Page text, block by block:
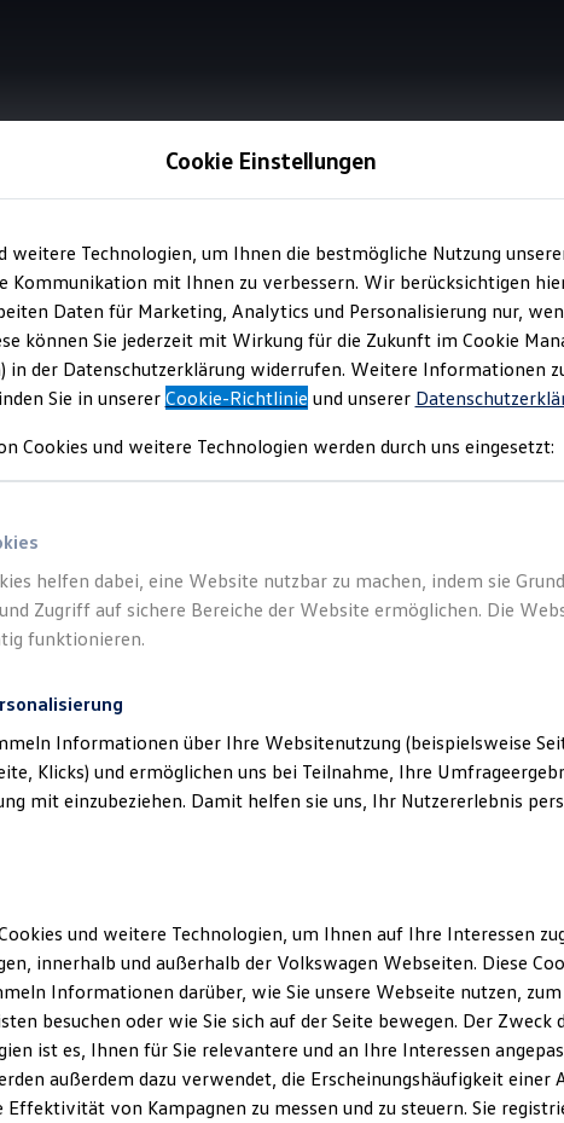
Den Sound im
gut informiert, zielsicher navigiert und bestens unterhalten.
Cookie Einstellungen
weitere Technologien, um Ihnen die bestmögliche Nutzung
Kommunikation mit Ihnen zu verbessern. Wir berücksichtigen
Daten für Marketing, Analytics und Personalisierung nur,
können Sie jederzeit mit Wirkung für die Zukunft im Cookie
in der Datenschutzerklärung widerrufen. Weitere Informationen
Sie in unsererCookie-Richtlinie und unserer
Cookies und weitere Technologien werden durch uns eingesetzt:
helfen dabei, eine Website nutzbar zu machen, indem sie
Zugriff auf sichere Bereiche der Website ermöglichen. Die
funktionieren.
Informationen über Ihre Websitenutzung (beispielsweise
Klicks) und ermöglichen uns bei Teilnahme, Ihre
mit einzubeziehen. Damit helfen sie uns, Ihr Nutzererlebnis
und weitere Technologien, um Ihnen auf Ihre Interessen
innerhalb und außerhalb der Volkswagen Webseiten. Diese
Informationen darüber, wie Sie unsere Webseite nutzen,
besuchen oder wie Sie sich auf der Seite bewegen. Der Zweck
ist es, Ihnen für Sie relevantere und an Ihre Interessen
außerdem dazu verwendet, die Erscheinungshäufigkeit einer
Effektivität von Kampagnen zu messen und zu steuern. Sie